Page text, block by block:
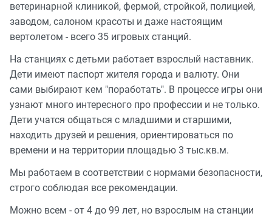
ветеринарной клиникой, фермой, стройкой, полицией,
заводом, салоном красоты и даже настоящим
вертолетом - всего 35 игровых станций.
На станциях с детьми работает взрослый наставник.
Дети имеют паспорт жителя города и валюту. Они
сами выбирают кем "поработать". В процессе игры они
узнают много интересного про профессии и не только.
Дети учатся общаться с младшими и старшими,
находить друзей и решения, ориентироваться по
времени и на территории площадью 3 тыс.кв.м.
Мы работаем в соответствии с нормами безопасности,
строго соблюдая все рекомендации.
Можно всем - от 4 до 99 лет, но взрослым на станции